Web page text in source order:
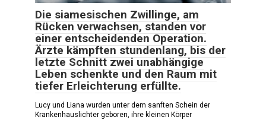
Die siamesischen Zwillinge, am
Rücken verwachsen, standen vor
einer entscheidenden Operation.
Ärzte kämpften stundenlang, bis der
letzte Schnitt zwei unabhängige
Leben schenkte und den Raum mit
tiefer Erleichterung erfüllte.
Lucy und Liana wurden unter dem sanften Schein der
Krankenhauslichter geboren, ihre kleinen Körper